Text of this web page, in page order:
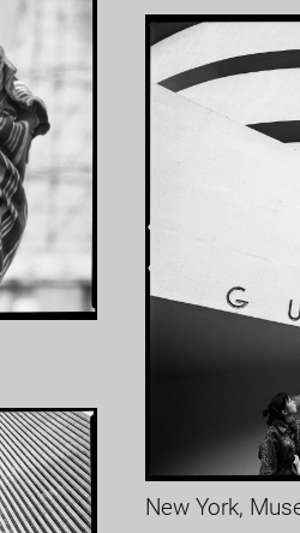
New York,